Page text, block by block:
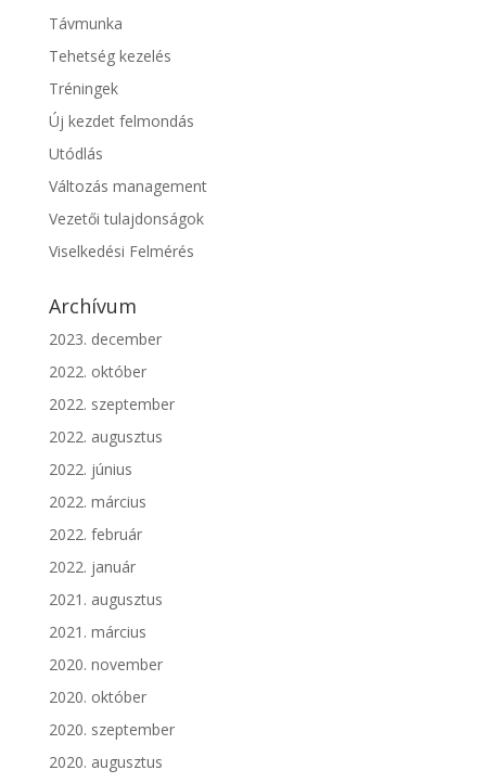
Távmunka
Tehetség kezelés
Tréningek
Új kezdet felmondás
Utódlás
Változás management
Vezetői tulajdonságok
Viselkedési Felmérés
Archívum
2023. december
2022. október
2022. szeptember
2022. augusztus
2022. június
2022. március
2022. február
2022. január
2021. augusztus
2021. március
2020. november
2020. október
2020. szeptember
2020. augusztus